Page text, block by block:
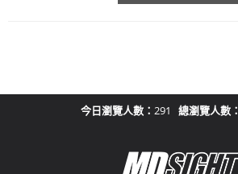
今日瀏覽人數： 291 總瀏覽人數：